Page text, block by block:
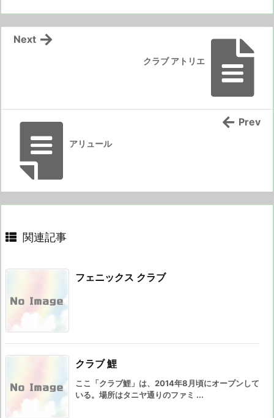
クラブ アトリエ
Next
アリュール
Prev
関連記事
フェニックス クラブ
クラブ 鯉
ここ「クラブ鯉」は、2014年8月頃にオープンして
いる。場所はタニヤ通りのファミ ...